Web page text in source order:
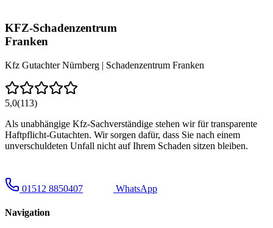
KFZ-Schadenzentrum
Franken
Kfz Gutachter Nürnberg | Schadenzentrum Franken
5,0(113)
Als unabhängige Kfz-Sachverständige stehen wir für transparente
Haftpflicht-Gutachten. Wir sorgen dafür, dass Sie nach einem
unverschuldeten Unfall nicht auf Ihrem Schaden sitzen bleiben.
01512 8850407 WhatsApp
Navigation